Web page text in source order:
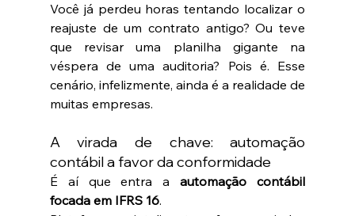
Você já perdeu horas tentando localizar o
reajuste de um contrato antigo? Ou teve
que revisar uma planilha gigante na
véspera de uma auditoria? Pois é. Esse
cenário, infelizmente, ainda é a realidade de
muitas empresas.
A virada de chave: automação
contábil a favor da conformidade
É aí que entra a automação contábil
focada em IFRS 16.